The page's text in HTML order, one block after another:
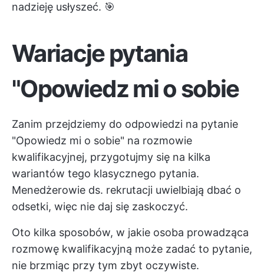
nadzieję usłyszeć. 🎯
Wariacje pytania
"Opowiedz mi o sobie
Zanim przejdziemy do odpowiedzi na pytanie
"Opowiedz mi o sobie" na rozmowie
kwalifikacyjnej, przygotujmy się na kilka
wariantów tego klasycznego pytania.
Menedżerowie ds. rekrutacji uwielbiają dbać o
odsetki, więc nie daj się zaskoczyć.
Oto kilka sposobów, w jakie osoba prowadząca
rozmowę kwalifikacyjną może zadać to pytanie,
nie brzmiąc przy tym zbyt oczywiste.